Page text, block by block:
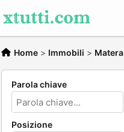
Home > Immobili > Matera
Parola chiave
Posizione